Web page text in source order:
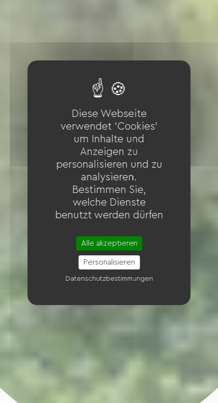
Diese Webseite
verwendet 'Cookies'
um Inhalte und
Anzeigen zu
personalisieren und zu
analysieren.
Bestimmen Sie,
welche Dienste
benutzt werden dürfen
Alle akzeptieren
Personalisieren
Datenschutzbestimmungen